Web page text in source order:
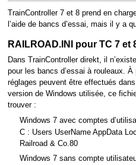
TrainController 7 et 8 prend en
l’aide de bancs d’essai, mais il y a
RAILROAD.INI pour TC 7 et
Dans TrainController direkt, il
pour les bancs d’essai à rouleaux.
réglages peuvent être effectués
version de Windows utilisée, ce
trouver :
Windows 7 avec comptes
C : Users UserName AppData
Railroad & Co.80
Windows 7 sans compte